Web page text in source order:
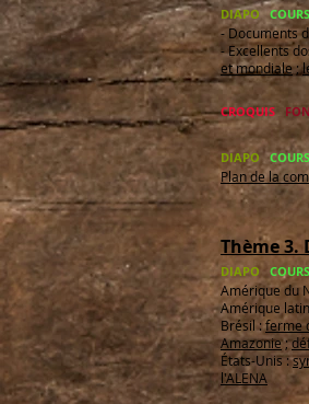
DIAPO
- Documents
- Excellents
et mondiale;
CROQUIS
DIAPO
Plan de la
Thème 3.
DIAPO
Amérique du
Amérique
Brésil :ferme
Amazonie;
États-Unis :
l'ALENA